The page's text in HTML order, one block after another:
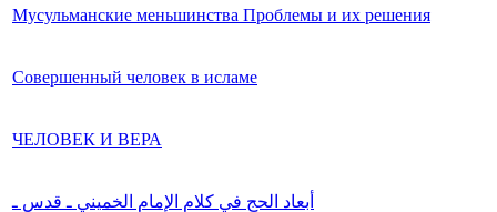
Мусульманские меньшинства Проблемы и их решения
Совершенный человек в исламе
ЧЕЛОВЕК И ВЕРА
أبعاد الحج في كلام الإمام الخميني ـ قدس ـ